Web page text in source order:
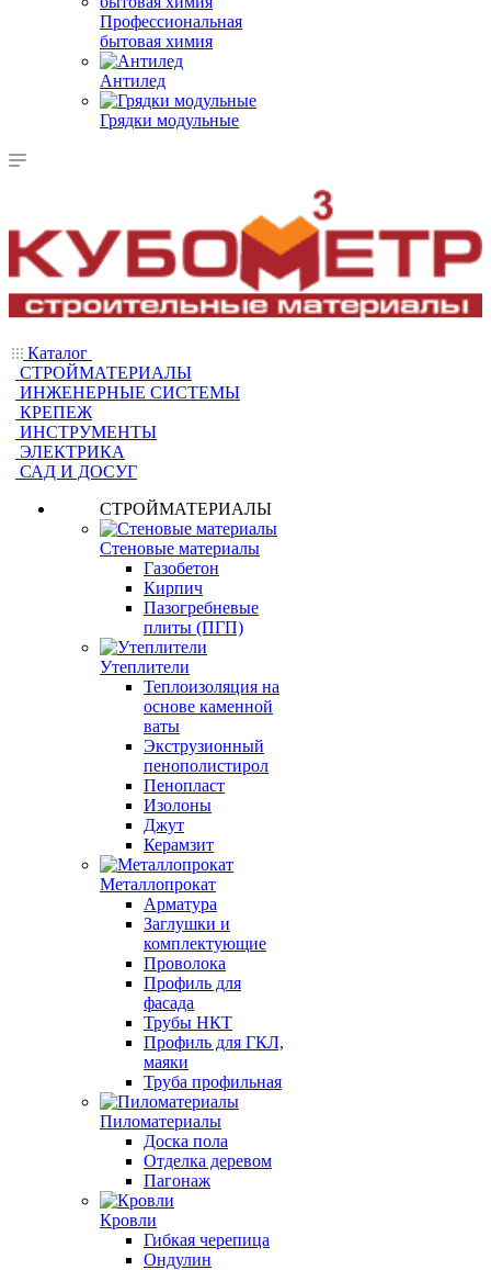
Профессиональная
бытовая химия
Антилед
Грядки модульные
Каталог
СТРОЙМАТЕРИАЛЫ
ИНЖЕНЕРНЫЕ СИСТЕМЫ
КРЕПЕЖ
ИНСТРУМЕНТЫ
ЭЛЕКТРИКА
САД И ДОСУГ
СТРОЙМАТЕРИАЛЫ
Стеновые материалы
Газобетон
Кирпич
Пазогребневые
плиты (ПГП)
Утеплители
Теплоизоляция на
основе каменной
ваты
Экструзионный
пенополистирол
Пенопласт
Изолоны
Джут
Керамзит
Металлопрокат
Арматура
Заглушки и
комплектующие
Проволока
Профиль для
фасада
Трубы НКТ
Профиль для ГКЛ,
маяки
Труба профильная
Пиломатериалы
Доска пола
Отделка деревом
Пагонаж
Кровли
Гибкая черепица
Ондулин